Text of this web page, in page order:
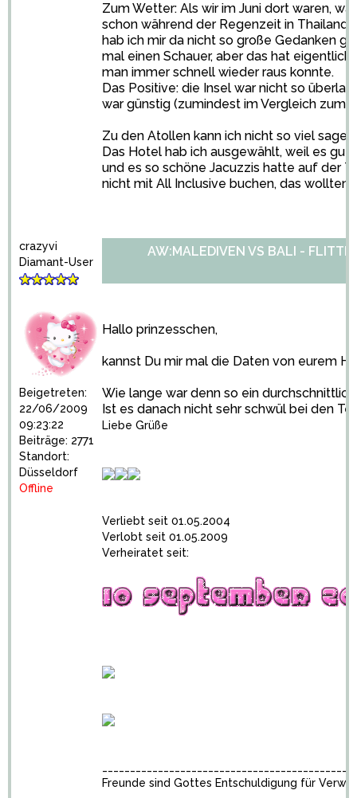
Zum Wetter: Als wir im Juni dort waren,
schon während der Regenzeit in Thailand,
hab ich mir da nicht so große Gedanken
mal einen Schauer, aber das hat
man immer schnell wieder raus konnte.
Das Positive: die Insel war nicht so
war günstig (zumindest im Vergleich zum
Zu den Atollen kann ich nicht so viel
Das Hotel hab ich ausgewählt, weil es
und es so schöne Jacuzzis hatte auf der
nicht mit All Inclusive buchen, das wollten
crazyvi
Diamant-User
Beigetreten:
22/06/2009
09:23:22
Beiträge: 2771
Standort:
Düsseldorf
Offline
AW:MALEDIVEN VS BALI -
Hallo prinzesschen,
kannst Du mir mal die Daten von eurem
Wie lange war denn so ein
Ist es danach nicht sehr schwül bei den
Liebe Grüße
Verliebt seit 01.05.2004
Verlobt seit 01.05.2009
Verheiratet seit:
Freunde sind Gottes Entschuldigung für